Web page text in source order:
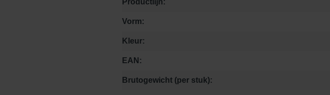
Productlijn:
Vorm:
Kleur:
EAN:
Brutogewicht (per stuk):